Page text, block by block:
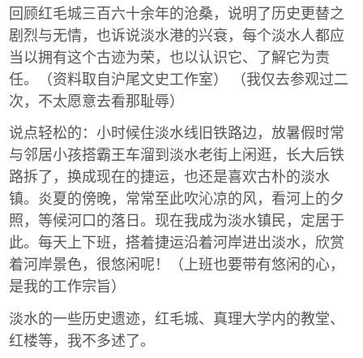
回顾红毛城三百六十余年的沧桑，说明了历史更替之
剧烈与无情，也诉说淡水港的兴衰，每个淡水人都应
当以拥有这个古迹为荣，也以认识它、了解它为责
任。（资料取自沪尾文史工作室） （我仅去参观过二
次，不太愿意去看那耻辱）
说点轻松的：小时候住淡水线旧铁路边，放暑假时常
与邻居小孩搭霸王车溜到淡水老街上闲逛，长大后铁
路拆了，换成现在的捷运，也还是喜欢古朴的淡水
镇。炎夏的傍晚，常常至此吹沁凉的风，看河上的夕
照，等候河口的落日。现在我成为淡水镇民，定居于
此。每天上下班，搭着捷运沿着河岸进出淡水，欣赏
着河岸景色，很悠闲呢！（上班也要带有悠闲的心，
是我的工作宗旨）
淡水的一些历史遗迹，红毛城、真理大学内的教堂、
红楼等，我不多述了。